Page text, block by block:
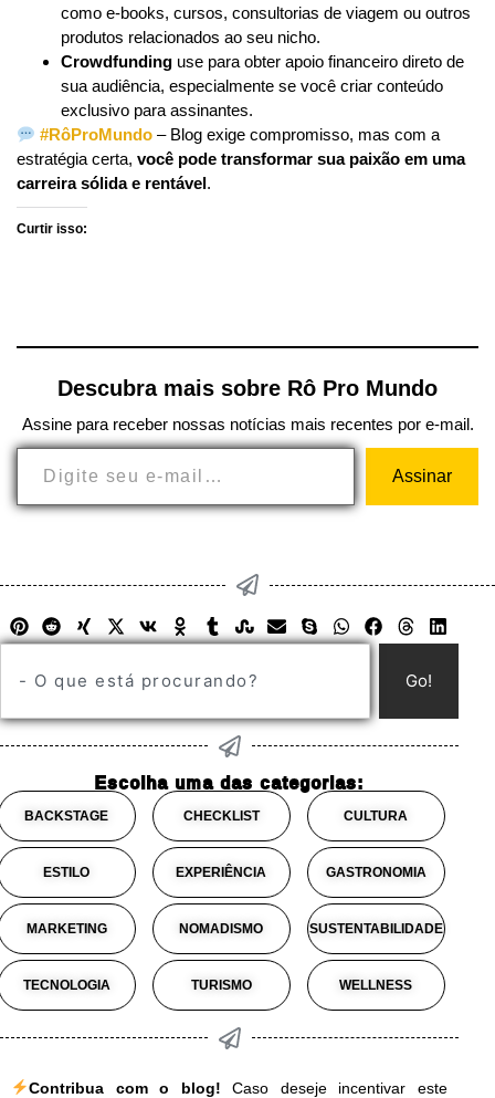
como e-books, cursos, consultorias de viagem ou outros
produtos relacionados ao seu nicho.
Crowdfunding use para obter apoio financeiro direto de
sua audiência, especialmente se você criar conteúdo
exclusivo para assinantes.
#RôProMundo – Blog exige compromisso, mas com a
estratégia certa, você pode transformar sua paixão em uma
carreira sólida e rentável.
Curtir isso:
Descubra mais sobre Rô Pro Mundo
Assine para receber nossas notícias mais recentes por e-mail.
Assinar
Go!
Escolha uma das categorias:
BACKSTAGE CHECKLIST CULTURA
ESTILO EXPERIÊNCIA GASTRONOMIA
MARKETING NOMADISMO SUSTENTABILIDADE
TECNOLOGIA TURISMO WELLNESS
Contribua com o blog! Caso deseje incentivar este